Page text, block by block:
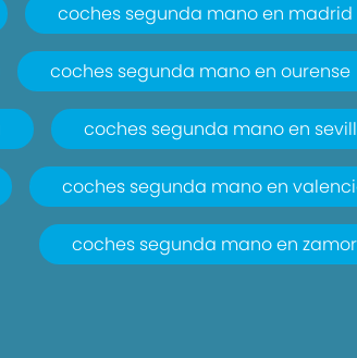
coches segunda mano en madrid
coches segunda mano en ourense
coches segunda mano en
coches segunda mano en
coches segunda mano en